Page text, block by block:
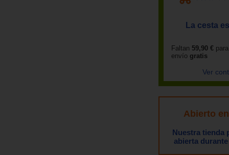
La cesta
Faltan 59,90 €
envío gratis
Ver
Abierto
Nuestra tienda
abierta